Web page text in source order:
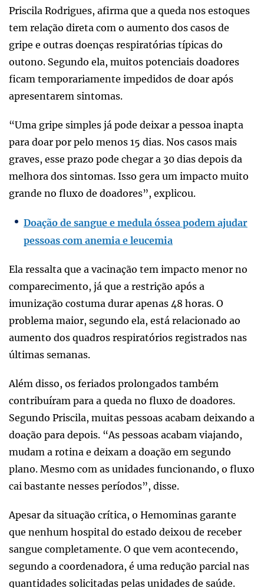
Priscila Rodrigues, afirma que a queda nos estoques
tem relação direta com o aumento dos casos de
gripe e outras doenças respiratórias típicas do
outono. Segundo ela, muitos potenciais doadores
ficam temporariamente impedidos de doar após
apresentarem sintomas.
“Uma gripe simples já pode deixar a pessoa inapta
para doar por pelo menos 15 dias. Nos casos mais
graves, esse prazo pode chegar a 30 dias depois da
melhora dos sintomas. Isso gera um impacto muito
grande no fluxo de doadores”, explicou.
Doação de sangue e medula óssea podem ajudar
pessoas com anemia e leucemia
Ela ressalta que a vacinação tem impacto menor no
comparecimento, já que a restrição após a
imunização costuma durar apenas 48 horas. O
problema maior, segundo ela, está relacionado ao
aumento dos quadros respiratórios registrados nas
últimas semanas.
Além disso, os feriados prolongados também
contribuíram para a queda no fluxo de doadores.
Segundo Priscila, muitas pessoas acabam deixando a
doação para depois. “As pessoas acabam viajando,
mudam a rotina e deixam a doação em segundo
plano. Mesmo com as unidades funcionando, o fluxo
cai bastante nesses períodos”, disse.
Apesar da situação crítica, o Hemominas garante
que nenhum hospital do estado deixou de receber
sangue completamente. O que vem acontecendo,
segundo a coordenadora, é uma redução parcial nas
quantidades solicitadas pelas unidades de saúde.